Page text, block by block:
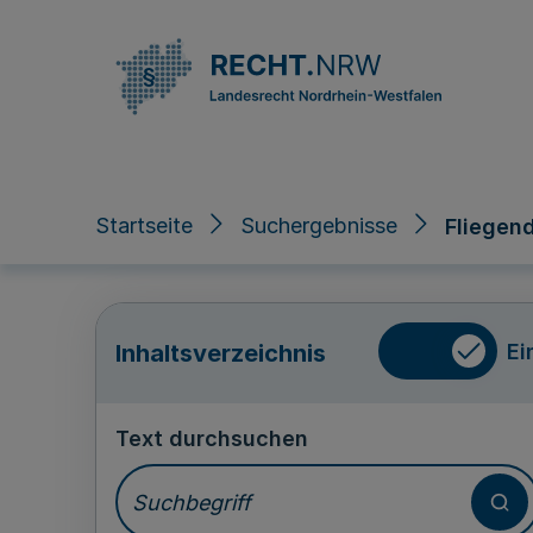
Startseite Suchergebnisse
Inhaltsverzeichnis
Text durchsuchen